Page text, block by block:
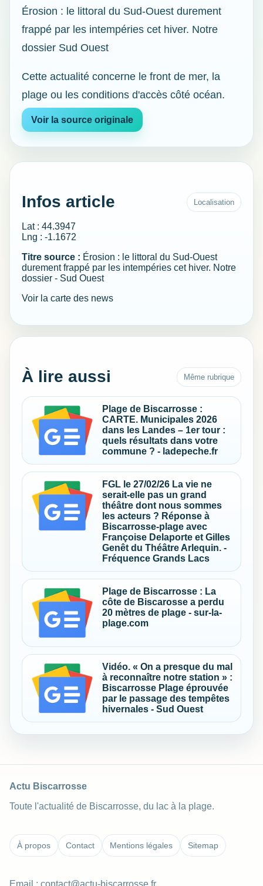
Érosion : le littoral du Sud-Ouest durement
frappé par les intempéries cet hiver. Notre
dossier Sud Ouest
Cette actualité concerne le front de mer, la
plage ou les conditions d'accès côté océan.
Voir la source originale
Infos article Localisation
Lat : 44.3947
Lng : -1.1672
Titre source : Érosion : le littoral du Sud-Ouest
durement frappé par les intempéries cet hiver. Notre
dossier - Sud Ouest
Voir la carte des news
À lire aussi Même rubrique
Plage de Biscarrosse :
CARTE. Municipales 2026
dans les Landes – 1er tour :
quels résultats dans votre
commune ? - ladepeche.fr
FGL le 27/02/26 La vie ne
serait-elle pas un grand
théâtre dont nous sommes
les acteurs ? Réponse à
Biscarrosse-plage avec
Françoise Delaporte et Gilles
Genêt du Théâtre Arlequin. -
Fréquence Grands Lacs
Plage de Biscarrosse : La
côte de Biscarosse a perdu
20 mètres de plage - sur-la-
plage.com
Vidéo. « On a presque du mal
à reconnaître notre station » :
Biscarrosse Plage éprouvée
par le passage des tempêtes
hivernales - Sud Ouest
Actu Biscarrosse
Toute l'actualité de Biscarrosse, du lac à la plage.
À propos Contact Mentions légales Sitemap
Email : contact@actu-biscarrosse.fr